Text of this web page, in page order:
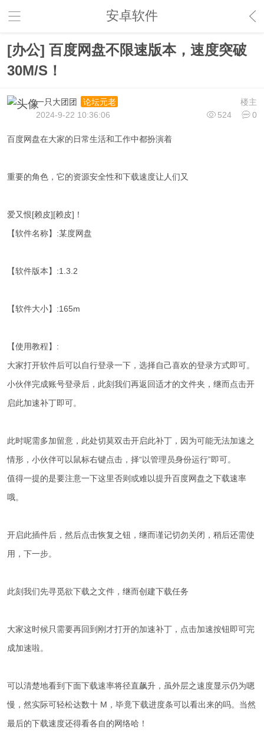
安卓软件
[办公] 百度网盘不限速版本，速度突破
30M/S！
楼主
一只大团团
论坛元老
524
0
2024-9-22 10:36:06
百度网盘在大家的日常生活和工作中都扮演着
重要的角色，它的资源安全性和下载速度让人们又
爱又恨[赖皮][赖皮]！
【软件名称】:某度网盘
【软件版本】:1.3.2
【软件大小】:165m
【使用教程】:
大家打开软件后可以自行登录一下，选择自己喜欢的登录方式即可。
小伙伴完成账号登录后，此刻我们再返回适才的文件夹，继而点击开
启此加速补丁即可。
此时呢需多加留意，此处切莫双击开启此补丁，因为可能无法加速之
情形，小伙伴可以鼠标右键点击，择“以管理员身份运行”即可。
值得一提的是要注意一下这里否则或难以提升百度网盘之下载速率
哦。
开启此插件后，然后点击恢复之钮，继而谨记切勿关闭，稍后还需使
用，下一步。
此刻我们先寻觅欲下载之文件，继而创建下载任务
大家这时候只需要再回到刚才打开的加速补丁，点击加速按钮即可完
成加速啦。
可以清楚地看到下面下载速率将径直飙升，虽外层之速度显示仍为嗯
慢，然实际可轻松达数十 M，毕竟下载进度条可以看出来的吗。当然
最后的下载速度还得看各自的网络哈！